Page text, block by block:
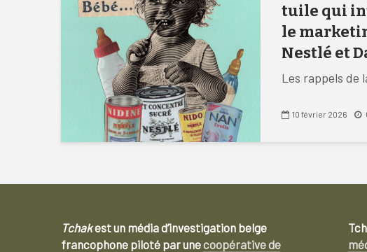
tuile qui
le
Nestlé et
Les rappels de
10 février 2026
Tchakest un média d’investigation belge
francophone piloté par unecoopérative de